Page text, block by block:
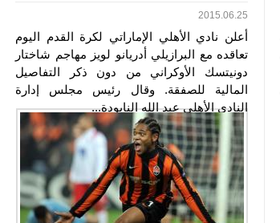
2015.06.25
أعلن نادي الأهلي الإماراتي لكرة القدم اليوم
تعاقده مع البرازيلي أدريانو لويز مهاجم شاختار
دونيتسك الأوكراني من دون ذكر التفاصيل
المالية للصفقة. وقال رئيس مجلس إدارة
النادي الأهلي عبد الله النابودة...